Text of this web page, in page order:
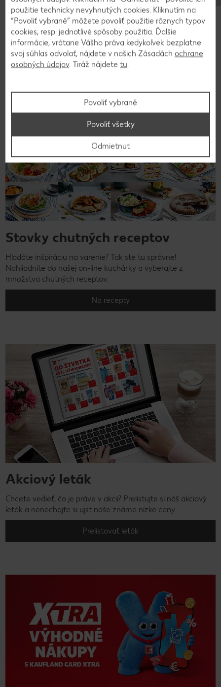
posypeme práškovým cukrom.
Späť na prehľad
Stovky chutných receptov
Hľadáte inšpiráciu na varenie? Tak ste tu správne!
Nahliadnite do našej on-line kuchárky a vyberajte z
množstva chutných receptov.
Na recepty
Akciový leták
Chcete vedieť, čo je práve v akcii? Prelistujte si náš akciový
leták a nenechajte si ujsť naše známe nízke ceny.
Prelistovať leták
použitie technicky nevyhnutých cookies. Kliknutím na
“Povoliť vybrané” môžete povoliť použitie rôznych typov
cookies, resp. jednotlivé spôsoby použitia. Ďalšie
informácie, vrátane Vášho práva kedykoľvek bezplatne
svoj súhlas odvolať, nájdete v našich Zásadách ochrane
osobných údajov. Tiráž nájdete tu.
Povoliť vybrané
Odmietnuť
Povoliť všetky